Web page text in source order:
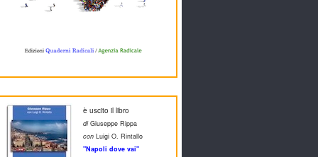
è uscito il libro
diGiuseppe Rippa
con Luigi O. Rintallo
"Napoli dove vai"